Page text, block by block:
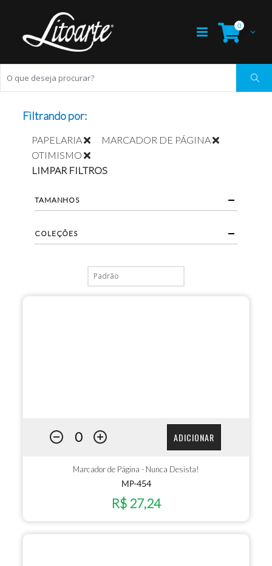
0
ADICIONAR
Marcador de Página - Nunca Desista!
MP-454
R$ 27,24
Filtrando por:
PAPELARIA
MARCADOR DE PÁGINA
OTIMISMO
LIMPAR FILTROS
TAMANHOS
COLEÇÕES